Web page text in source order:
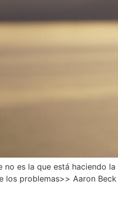
no es la que está haciendo
los problemas>> Aaron